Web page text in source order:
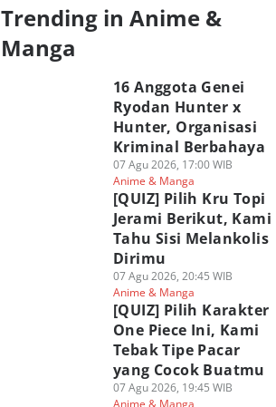
Trending in Anime &
Manga
16 Anggota Genei
Ryodan Hunter x
Hunter, Organisasi
Kriminal Berbahaya
07 Agu 2026, 17:00 WIB
Anime & Manga
[QUIZ] Pilih Kru Topi
Jerami Berikut, Kami
Tahu Sisi Melankolis
Dirimu
07 Agu 2026, 20:45 WIB
Anime & Manga
[QUIZ] Pilih Karakter
One Piece Ini, Kami
Tebak Tipe Pacar
yang Cocok Buatmu
07 Agu 2026, 19:45 WIB
Anime & Manga